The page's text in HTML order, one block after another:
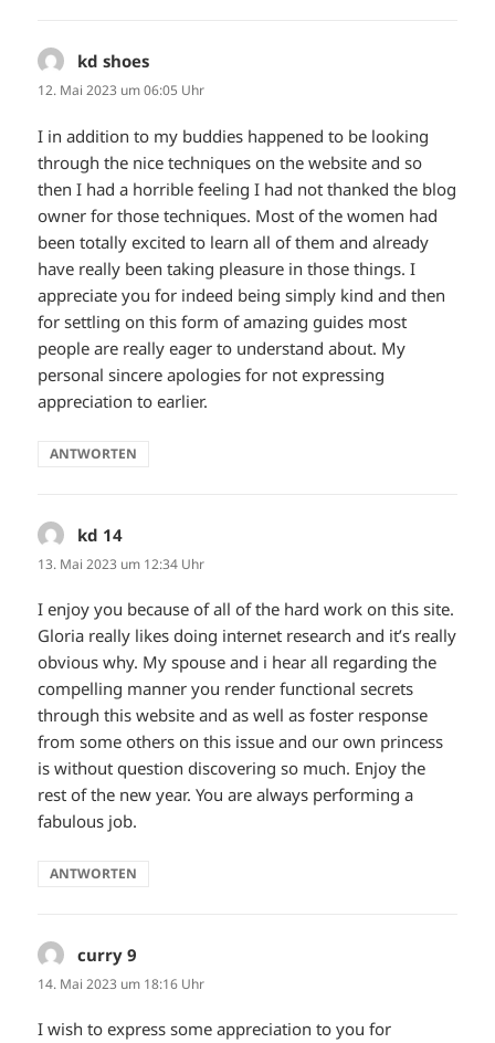
kd shoes
12. Mai 2023 um 06:05 Uhr
I in addition to my buddies happened to be looking
through the nice techniques on the website and so
then I had a horrible feeling I had not thanked the blog
owner for those techniques. Most of the women had
been totally excited to learn all of them and already
have really been taking pleasure in those things. I
appreciate you for indeed being simply kind and then
for settling on this form of amazing guides most
people are really eager to understand about. My
personal sincere apologies for not expressing
appreciation to earlier.
ANTWORTEN
kd 14
13. Mai 2023 um 12:34 Uhr
I enjoy you because of all of the hard work on this site.
Gloria really likes doing internet research and it’s really
obvious why. My spouse and i hear all regarding the
compelling manner you render functional secrets
through this website and as well as foster response
from some others on this issue and our own princess
is without question discovering so much. Enjoy the
rest of the new year. You are always performing a
fabulous job.
ANTWORTEN
curry 9
14. Mai 2023 um 18:16 Uhr
I wish to express some appreciation to you for